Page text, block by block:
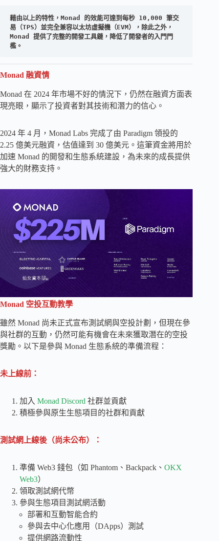
藉由以上的特性，Monad 的效能可達到每秒 10,000 筆交
易（TPS）並完全兼容以太坊虛擬機（EVM），除此之外，
Monad 提供了完整的開發工具鏈，降低了開發者的入門門
檻。
Monad 融資情
Monad 在 2024 年市場不好的情況下，仍然在融資方面表
現亮眼，顯示了投資者對其技術和潛力的信心。
2024 年 4 月，Monad Labs 完成了由 Paradigm 領投的
2.25 億美元融資，估值達到 30 億美元。這筆資金將用於
加速 Monad 的開發和生態系統建設，為未來的成長提供
強大的財務支持。
Monad 空投互動教學
雖然 Monad 尚未正式宣布測試網與空投計劃，但現在參
與社群的互動，仍然可能有機會在未來獲取潛在的空投
獎勵。以下是參與 Monad 生態系統的準備流程：
未上線前：
加入 Monad Discord 社群並貢獻
積極參與原生生態項目的社群和貢獻
測試網上線後（尚未公布）：
準備 Web3 錢包（如 Phantom、Backpack、 OKX
Web3）
領取測試網代幣
參與生態項目測試網活動
部署和互動智能合約
參與去中心化應用（DApps）測試
提供網路流動性